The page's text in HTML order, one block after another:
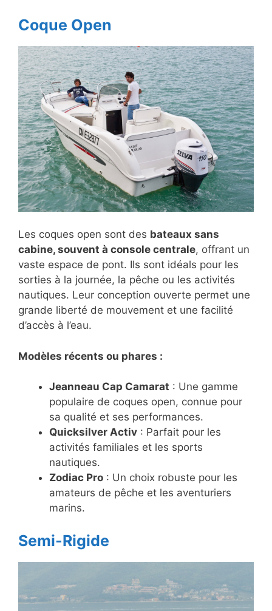
Coque Open
Les coques open sont des bateaux sans
cabine, souvent à console centrale, offrant un
vaste espace de pont. Ils sont idéals pour les
sorties à la journée, la pêche ou les activités
nautiques. Leur conception ouverte permet une
grande liberté de mouvement et une facilité
d’accès à l’eau.
Modèles récents ou phares :
Jeanneau Cap Camarat : Une gamme
populaire de coques open, connue pour
sa qualité et ses performances.
Quicksilver Activ : Parfait pour les
activités familiales et les sports
nautiques.
Zodiac Pro : Un choix robuste pour les
amateurs de pêche et les aventuriers
marins.
Semi-Rigide